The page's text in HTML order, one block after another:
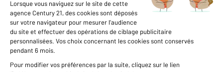
International
Nous contacter